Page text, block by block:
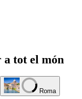
tot el món
Roma